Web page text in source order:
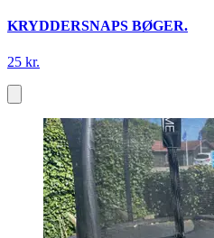
KRYDDERSNAPS BØGER.
25 kr.